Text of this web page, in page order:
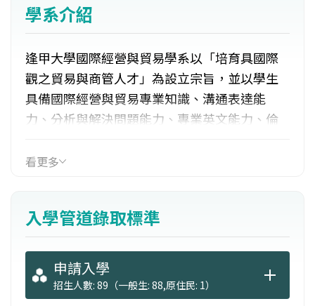
學系介紹
逢甲大學國際經營與貿易學系以「培育具國際
觀之貿易與商管人才」為設立宗旨，並以學生
具備國際經營與貿易專業知識、溝通表達能
力、分析與解決問題能力、專業英文能力、倫
貿系的課程兼具「國際貿易」與「國際經營」
學弟妹就業的堅強後盾。
看更多
入學管道錄取標準
申請入學
招生人數: 89（一般生: 88,原住民: 1）